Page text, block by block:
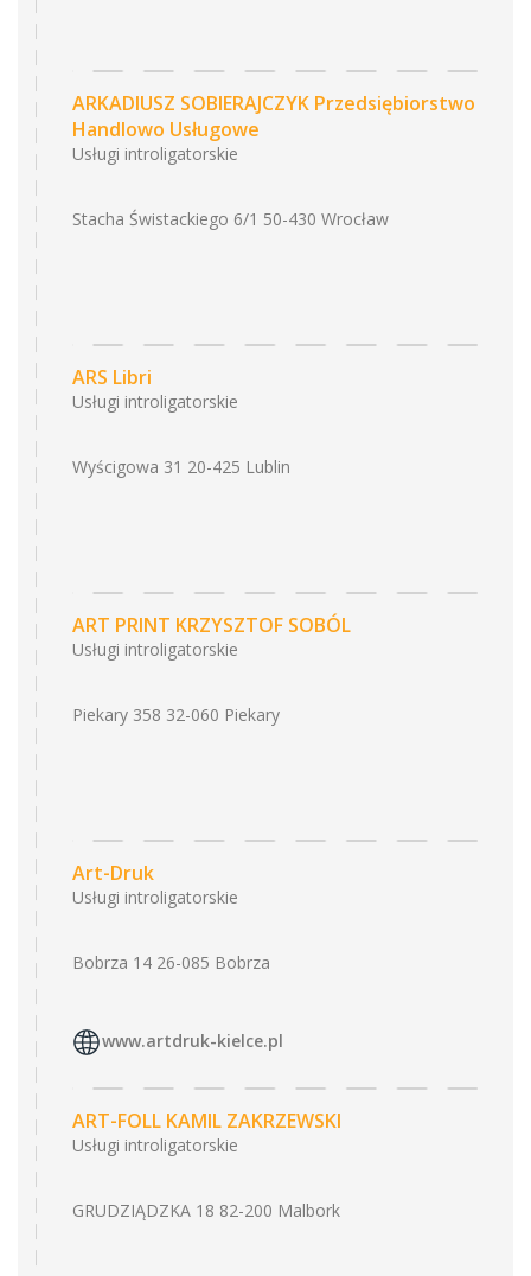
ARKADIUSZ SOBIERAJCZYK Przedsiębiorstwo
Handlowo Usługowe
Usługi introligatorskie
Stacha Świstackiego 6/1 50-430 Wrocław
ARS Libri
Usługi introligatorskie
Wyścigowa 31 20-425 Lublin
ART PRINT KRZYSZTOF SOBÓL
Usługi introligatorskie
Piekary 358 32-060 Piekary
Art-Druk
Usługi introligatorskie
Bobrza 14 26-085 Bobrza
www.artdruk-kielce.pl
ART-FOLL KAMIL ZAKRZEWSKI
Usługi introligatorskie
GRUDZIĄDZKA 18 82-200 Malbork